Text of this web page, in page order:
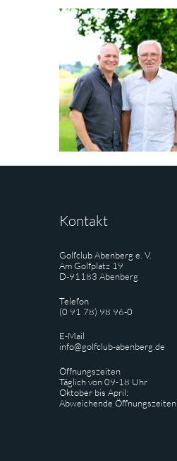
Kontakt
Golfclub Abenberg e. V.
Am Golfplatz 19
D-91183 Abenberg
Telefon
(0 91 78) 98 96-0
E-Mail
info@golfclub-abenberg.de
Öffnungszeiten
Täglich von 09-18 Uhr
Oktober bis April:
Abweichende Öffnungszeiten